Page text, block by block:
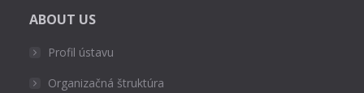
ABOUT US
Profil ústavu
Organizačná štruktúra